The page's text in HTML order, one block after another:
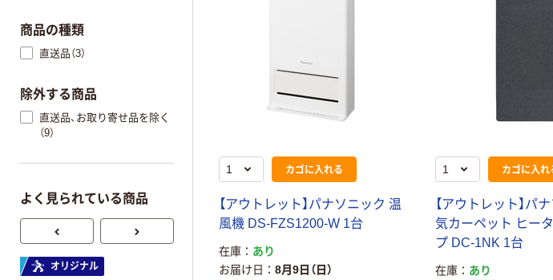
カゴに入れる
【アウトレット】パナソニック 温
風機 DS-FZS1200-W 1台
在庫
あり
お届け日
8月9日（日）
カゴに入れ
【アウトレット】パ
気カーペット ヒー
プ DC-1NK 1台
在庫
あり
商品の種類
直送品（3）
除外する商品
直送品、お取り寄せ品を除く
（9）
よく見られている商品
オリジナル オリジナル 本気プライス